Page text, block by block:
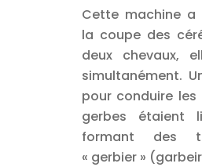
Cette machine a
la coupe des
deux chevaux,
simultanément.
pour conduire les
gerbes étaient
formant des
« gerbier »